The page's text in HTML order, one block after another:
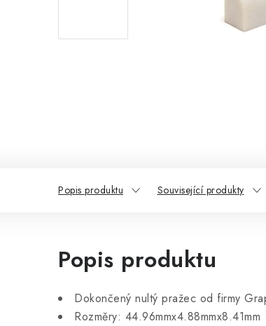
Popis produktu Související produkty
Popis produktu
Dokončený nultý pražec od firmy
Rozměry: 44.96mmx4.88mmx8.41mm